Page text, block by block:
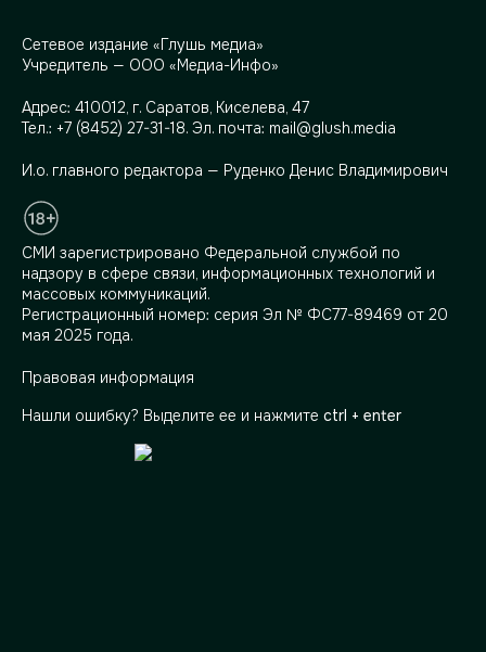
Сетевое издание «Глушь медиа»
Учредитель — ООО «Медиа-Инфо»
Адрес: 410012, г. Саратов, Киселева, 47
Тел.: +7 (8452) 27-31-18. Эл. почта: mail@glush.media
И.о. главного редактора — Руденко Денис Владимирович
СМИ зарегистрировано Федеральной службой по
надзору в сфере связи, информационных технологий и
массовых коммуникаций.
Регистрационный номер: серия Эл № ФС77-89469 от 20
мая 2025 года.
Правовая информация
Нашли ошибку? Выделите ее и нажмите ctrl + enter